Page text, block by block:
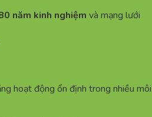
năm kinh nghiệm và mạng lưới
hoạt động ổn định trong nhiều môi